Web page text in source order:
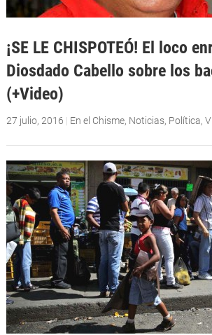
¡SE LE CHISPOTEÓ! El loco
Diosdado Cabello sobre los
(+Video)
27 julio, 2016 | En el Chisme, Noticias, Política,